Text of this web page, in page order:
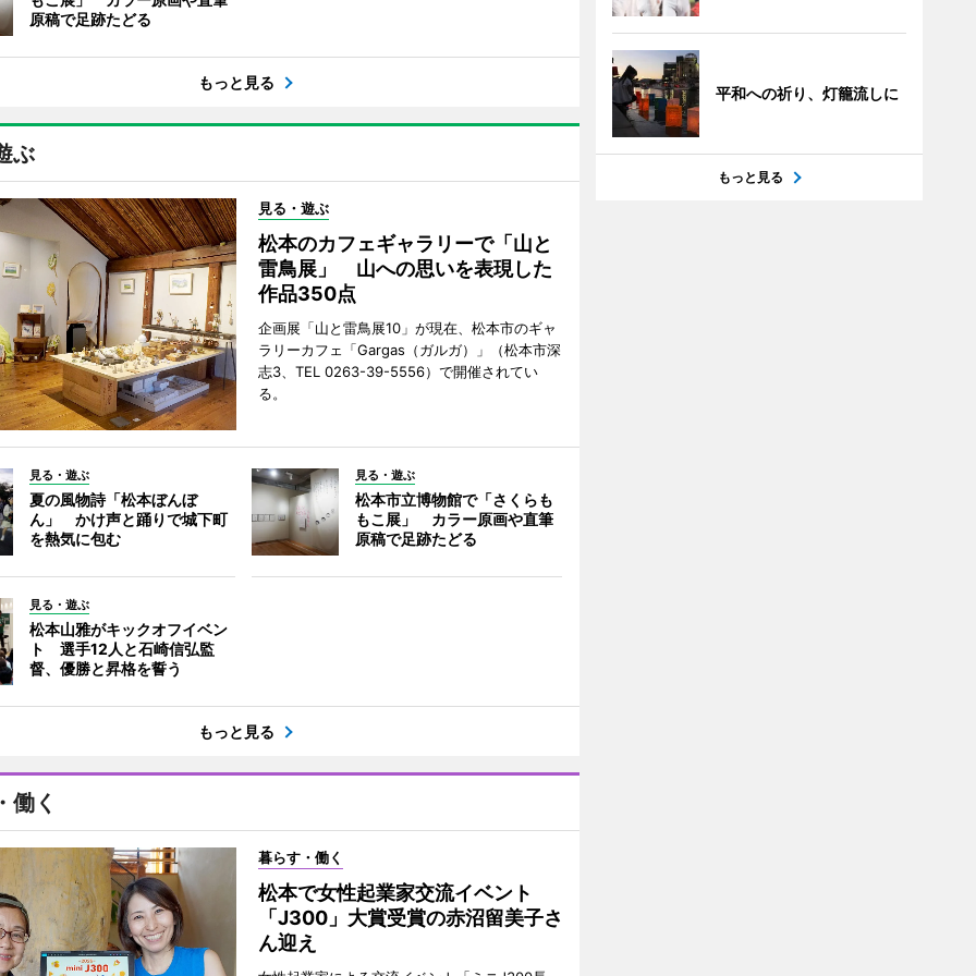
原稿で足跡たどる
もっと見る
ぶ
見る・遊ぶ
松本のカフェギャラリーで「山と
雷鳥展」 山への思いを表現した
作品350点
企画展「山と雷鳥展10」が現在、松本市のギャ
ラリーカフェ「Gargas（ガルガ）」（松本市深
志3、TEL 0263-39-5556）で開催されてい
る。
見る・遊ぶ
夏の風物詩「松本ぼんぼ
ん」 かけ声と踊りで城下町
を熱気に包む
見る・遊ぶ
松本市立博物館で「さくらも
もこ展」 カラー原画や直筆
原稿で足跡たどる
見る・遊ぶ
松本山雅がキックオフイベン
ト 選手12人と石崎信弘監
督、優勝と昇格を誓う
もっと見る
働く
暮らす・働く
松本で女性起業家交流イベント
「J300」大賞受賞の赤沼留美子さ
ん迎え
平和への祈り、灯籠流しに
もっと見る